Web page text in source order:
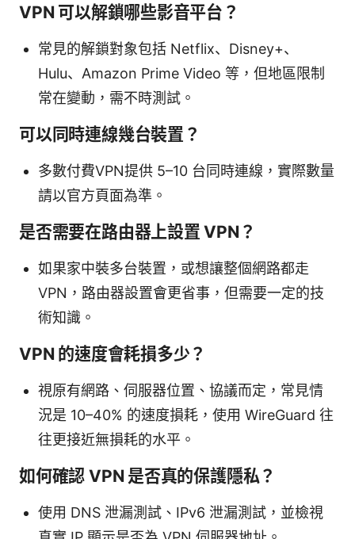
VPN 可以解鎖哪些影音平台？
常見的解鎖對象包括 Netflix、Disney+、
Hulu、Amazon Prime Video 等，但地區限制
常在變動，需不時測試。
可以同時連線幾台裝置？
多數付費VPN提供 5–10 台同時連線，實際數量
請以官方頁面為準。
是否需要在路由器上設置 VPN？
如果家中裝多台裝置，或想讓整個網路都走
VPN，路由器設置會更省事，但需要一定的技
術知識。
VPN 的速度會耗損多少？
視原有網路、伺服器位置、協議而定，常見情
況是 10–40% 的速度損耗，使用 WireGuard 往
往更接近無損耗的水平。
如何確認 VPN 是否真的保護隱私？
使用 DNS 泄漏測試、IPv6 泄漏測試，並檢視